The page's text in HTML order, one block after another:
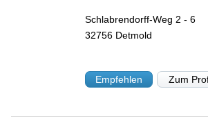
Schlabrendorff-Weg 2 - 6
32756 Detmold
Empfehlen Zum